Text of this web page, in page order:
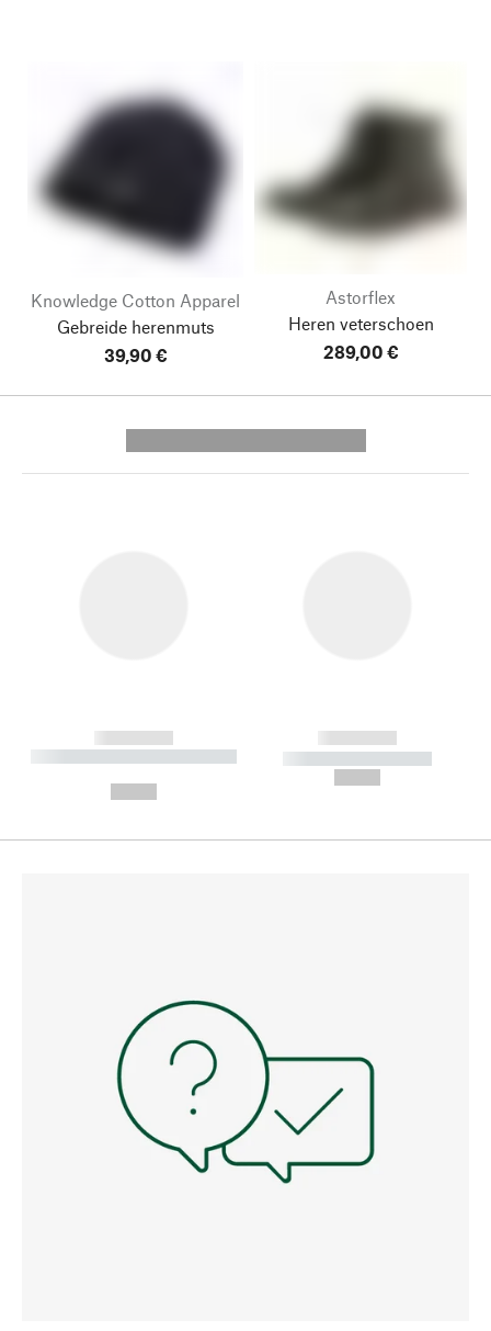
Knowledge Cotton Apparel
Gebreide herenmuts
39,90 €
Astorflex
Heren veterschoen
289,00 €
------------
----------- ----------- --------
------------
----------- -----------